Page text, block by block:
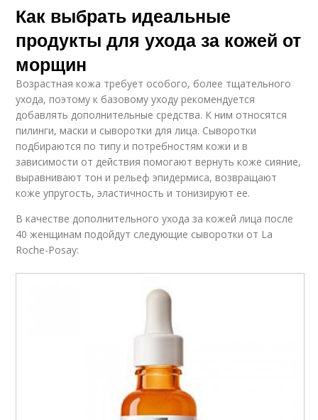
Как выбрать идеальные
продукты для ухода за кожей от
морщин
Возрастная кожа требует особого, более тщательного
ухода, поэтому к базовому уходу рекомендуется
добавлять дополнительные средства. К ним относятся
пилинги, маски и сыворотки для лица. Сыворотки
подбираются по типу и потребностям кожи и в
зависимости от действия помогают вернуть коже сияние,
выравнивают тон и рельеф эпидермиса, возвращают
коже упругость, эластичность и тонизируют ее.
В качестве дополнительного ухода за кожей лица после
40 женщинам подойдут следующие сыворотки от La
Roche-Posay: